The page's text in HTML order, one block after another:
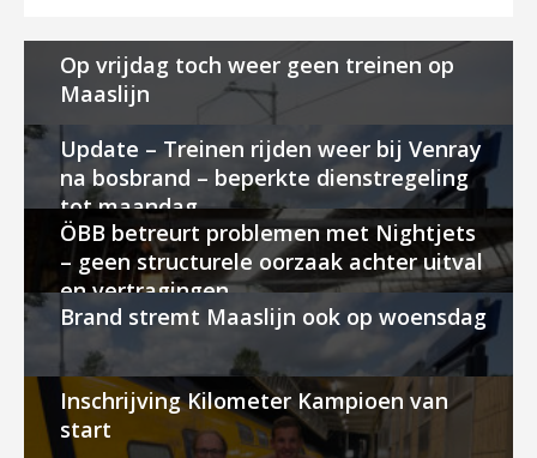
Op vrijdag toch weer geen treinen op
Maaslijn
Update – Treinen rijden weer bij Venray
na bosbrand – beperkte dienstregeling
tot maandag
ÖBB betreurt problemen met Nightjets
– geen structurele oorzaak achter uitval
en vertragingen
Brand stremt Maaslijn ook op woensdag
Inschrijving Kilometer Kampioen van
start